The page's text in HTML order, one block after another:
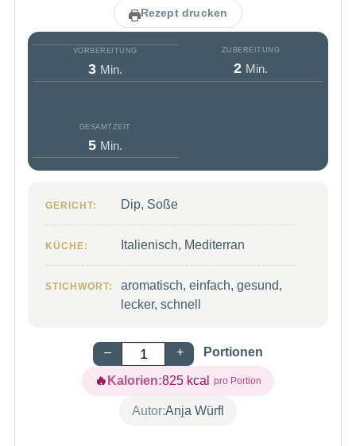
Rezept drucken
VORBEREITUNG
3Minuten
Min.
ZUBEREITUNG
2Minuten
Min.
GESAMTZEIT
5Minuten
Min.
GERICHT: Dip, Soße
KÜCHE: Italienisch, Mediterran
STICHWORT:
aromatisch, einfach, gesund,
lecker, schnell
– + Portionen
Kalorien:825 kcal
Autor:Anja Würfl